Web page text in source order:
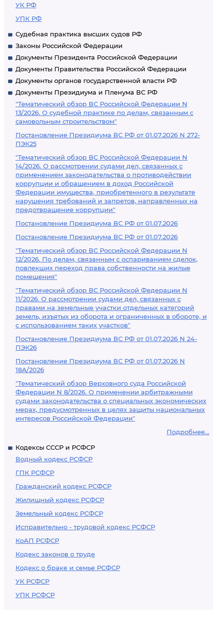
УК РФ
УПК РФ
Судебная практика высших судов РФ
Законы Российской Федерации
Документы Президента Российской Федерации
Документы Правительства Российской Федерации
Документы органов государственной власти РФ
Документы Президиума и Пленума ВС РФ
"Тематический обзор ВС Российской Федерации N
13/2026. О судебной практике по делам, связанным с
самовольным строительством"
Постановление Президиума ВС РФ от 01.07.2026 N 272-
ПЭК25
"Тематический обзор ВС Российской Федерации N
14/2026. О рассмотрении судами дел, связанных с
применением законодательства о противодействии
коррупции и обращением в доход Российской
Федерации имущества, приобретенного в результате
нарушения требований и запретов, направленных на
предотвращение коррупции"
Постановление Президиума ВС РФ от 01.07.2026
Постановление Президиума ВС РФ от 01.07.2026
"Тематический обзор ВС Российской Федерации N
12/2026. По делам, связанным с оспариванием сделок,
повлекших переход права собственности на жилые
помещения"
"Тематический обзор ВС Российской Федерации N
11/2026. О рассмотрении судами дел, связанных с
правами на земельные участки отдельных категорий
земель, изъятых из оборота и ограниченных в обороте, и
с использованием таких участков"
Постановление Президиума ВС РФ от 01.07.2026 N 24-
ПЭК26
Постановление Президиума ВС РФ от 01.07.2026 N
18А/2026
"Тематический обзор Верховного суда Российской
Федерации N 8/2026. О применении арбитражными
судами законодательства о специальных экономических
мерах, предусмотренных в целях защиты национальных
интересов Российской Федерации"
Подробнее...
Кодексы СССР и РСФСР
Водный кодекс РСФСР
ГПК РСФСР
Гражданский кодекс РСФСР
Жилищный кодекс РСФСР
Земельный кодекс РСФСР
Исправительно - трудовой кодекс РСФСР
КоАП РСФСР
Кодекс законов о труде
Кодекс о браке и семье РСФСР
УК РСФСР
УПК РСФСР